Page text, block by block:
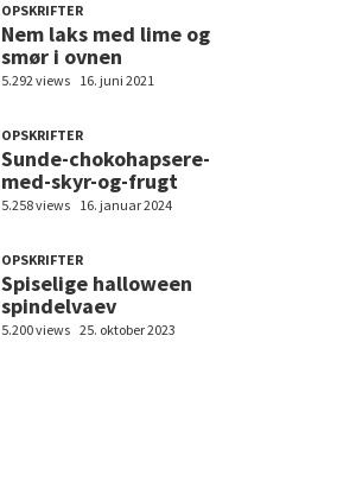
OPSKRIFTER
Nem laks med lime og
smør i ovnen
5.292 views 16. juni 2021
OPSKRIFTER
Sunde-chokohapsere-
med-skyr-og-frugt
5.258 views 16. januar 2024
OPSKRIFTER
Spiselige halloween
spindelvaev
5.200 views 25. oktober 2023